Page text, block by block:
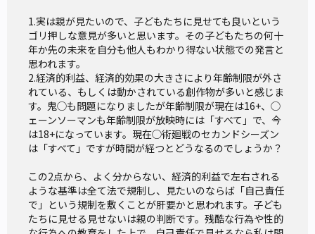
1.実は親が見たいので、子どもたちに見せても良いという
ゴリ押しな意見が多いと思います。その子どもたちの何十
年か先の未来を自分も他人もわかり得ない状態での発言と
思われます。
2.経済的利益、経済的効果の大きさにより年齢制限が外さ
れている、もしくは動かされている創作物が多いと感じま
す。鬼◯も問題になりましたが年齢制限が現在は16+、◯
ェーンソーマンも年齢制限が放映時には「すべて」で、今
は18+になっています。現在◯術廻戦のセカンドシーズン
は「すべて」ですが時間が経つとどうなるのでしょうか？
この2点から、よく分からない、経済的利益で左右される
ような基準は全て法で規制し、見たいのならば「自己責任
で」という規制を敷くことが肝要かと思われます。子ども
たちに見せる見せないは親の判断です。残酷な行為や性的